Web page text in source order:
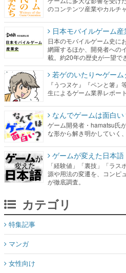
のコンテンツ産業やカルチ
日本モバイルゲーム産
日本のモバイルゲーム史に
網羅するほか、開発者への
載。約20年の歴史が一望で
若ゲのいたり〜ゲー
『うつヌケ』『ペンと箸
生によるゲーム業界レポー
なんでゲームは面白い
ゲーム開発者・hamatsu氏
な形から解き明かしていく
ゲームが変えた日本語
「経験値」「裏技」「ラ
源や用法の変遷を、コンピ
が徹底調査。
カテゴリ
特集記事
マンガ
女性向け